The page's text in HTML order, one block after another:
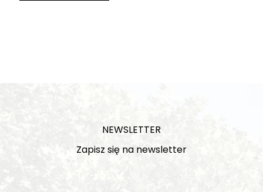
NEWSLETTER
Zapisz się na newsletter